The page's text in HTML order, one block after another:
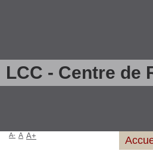
LCC - Centre de
A- A A+